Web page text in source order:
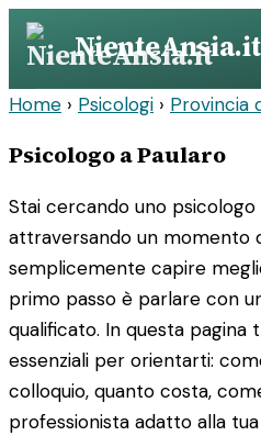
Vai
contenuto
NienteAnsia.it
Home › Psicologi › Provincia
Psicologo a Paularo
Stai cercando uno psicologo
attraversando un momento
semplicemente capire
primo passo è parlare con
qualificato. In questa pagina
essenziali per orientarti:
colloquio, quanto costa,
professionista adatto alla tua